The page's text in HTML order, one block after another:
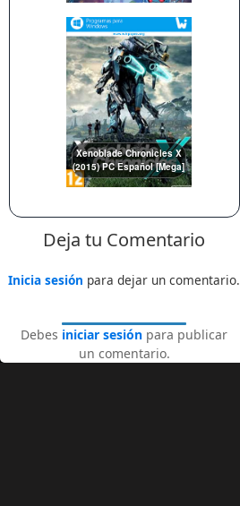
Xenoblade Chronicles X
(2015) PC Español [Mega]
Deja tu Comentario
Inicia sesión para dejar un comentario.
Debes iniciar sesión para publicar
un comentario.